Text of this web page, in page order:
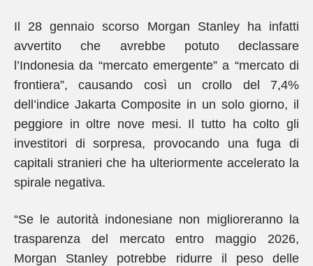
Il 28 gennaio scorso Morgan Stanley ha infatti
avvertito che avrebbe potuto declassare
l’Indonesia da “mercato emergente” a “mercato di
frontiera”, causando così un crollo del 7,4%
dell’indice Jakarta Composite in un solo giorno, il
peggiore in oltre nove mesi. Il tutto ha colto gli
investitori di sorpresa, provocando una fuga di
capitali stranieri che ha ulteriormente accelerato la
spirale negativa.
“Se le autorità indonesiane non miglioreranno la
trasparenza del mercato entro maggio 2026,
Morgan Stanley potrebbe ridurre il peso delle